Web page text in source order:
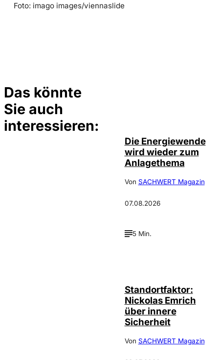
Foto: imago images/viennaslide
Das könnte
Sie auch
interessieren:
Die Energiewende
wird wieder zum
Anlagethema
Von SACHWERT Magazin
07.08.2026
5 Min.
Standortfaktor:
Nickolas Emrich
über innere
Sicherheit
Von SACHWERT Magazin